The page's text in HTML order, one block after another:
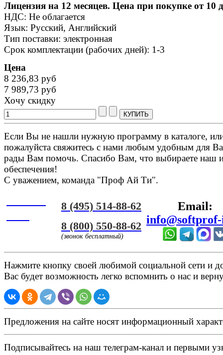
Лицензия на 12 месяцев. Цена при покупке от 10
НДС: Не облагается
Язык: Русский, Английский
Тип поставки: электронная
Срок комплектации (рабочих дней): 1-3
Цена
8 236,83 руб
7 989,73 руб
Хочу скидку
Если Вы не нашли нужную программу в каталоге,
пожалуйста свяжитесь с нами любым удобным для
рады Вам помочь. Спасибо Вам, что выбираете наш
обеспечения!
С уважением, команда "Проф Ай Ти".
8 (495) 514-88-62
8 (800) 550-88-62
(звонок бесплатный)
Email:
Нажмите кнопку своей любимой социальной сети и
Вас будет возможность легко вспомнить о нас и
Предложения на сайте носят информационный
Подписывайтесь на наш телеграм-канал и первыми